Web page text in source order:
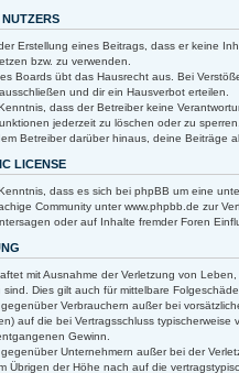
Erstellung eines Beitrags, dass er keine
bzw. zu verwenden.
Boards übt das Hausrecht aus. Bei
und dir ein Hausverbot erteilen.
dass der Betreiber keine
jederzeit zu löschen oder zu sperren.
Betreiber darüber hinaus, deine Beiträge
LICENSE
dass es sich bei phpBB um eine unter
Community unter www.phpbb.de zur
oder auf Inhalte fremder Foren
mit Ausnahme der Verletzung von
sind. Dies gilt auch für mittelbare
Verbrauchern außer bei
auf die bei Vertragsschluss
Gewinn.
Unternehmern außer bei der
Übrigen der Höhe nach auf die